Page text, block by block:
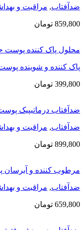
ضدآفتاب, مراقبت و
859,800 تومان
محلول پاک کننده پوست حساس
پاک کننده و شوینده
399,800 تومان
ضدآفتاب درماتیپیک
ضدآفتاب, مراقبت و
899,800 تومان
مرطوب کننده و آبرسان
ضدآفتاب, مراقبت و
659,800 تومان